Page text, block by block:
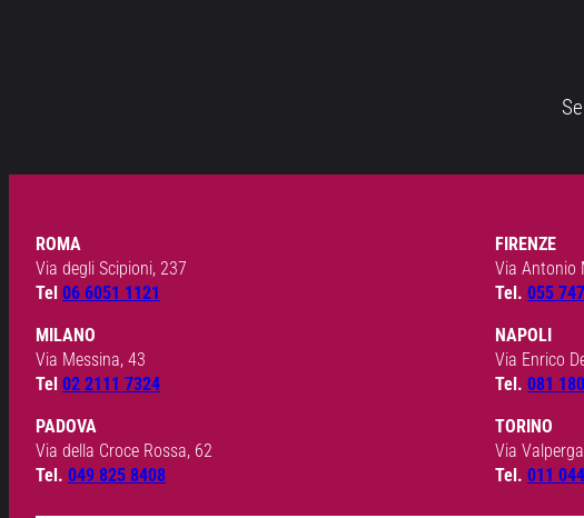
ROMA
Via degli Scipioni, 237
Tel 06 6051 1121
MILANO
Via Messina, 43
Tel 02 2111 7324
PADOVA
Via della Croce Rossa, 62
Tel. 049 825 8408
FIRENZE
Via Antonio
Tel.055
NAPOLI
Via Enrico
Tel.081
TORINO
Via
Tel.011